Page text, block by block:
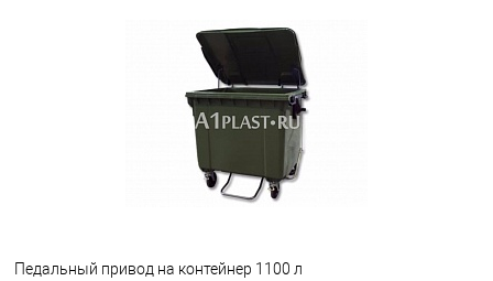
Педальный привод на контейнер 1100 л